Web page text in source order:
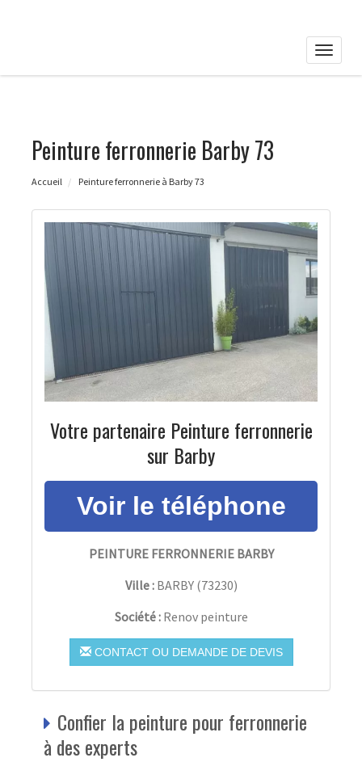
Toggle
Peinture ferronnerie Barby 73
Accueil Peinture ferronnerie à Barby 73
Votre partenaire Peinture ferronnerie
sur Barby
PEINTURE FERRONNERIE BARBY
Ville : BARBY(73230)
Société : Renov peinture
CONTACT OU DEMANDE DE DEVIS
Confier la peinture pour ferronnerie
à des experts